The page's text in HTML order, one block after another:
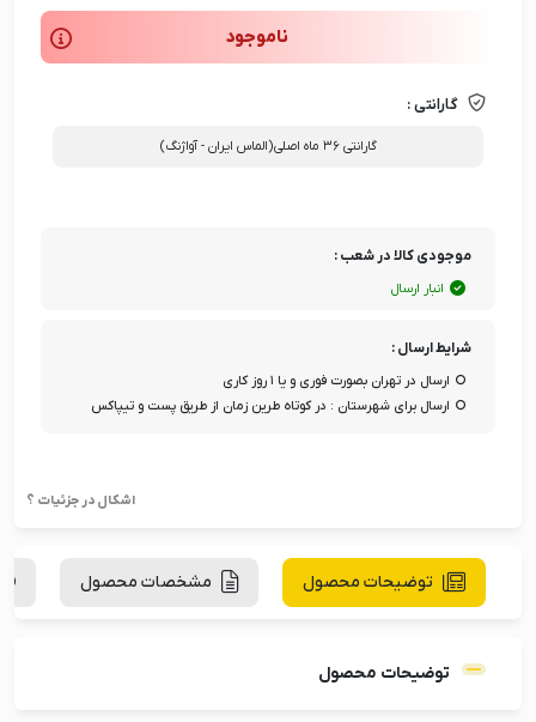
ناموجود
گارانتی :
گارانتی ۳۶ ماه اصلی(الماس ایران - آواژنگ)
موجودی کالا در شعب :
انبار ارسال
شرایط ارسال :
ارسال در تهران بصورت فوری و یا ۱ روز کاری
ارسال برای شهرستان : در کوتاه طرین زمان از طریق پست و تیپاکس
اشکال در جزئیات ؟
توضیحات محصول مشخصات محصول
توضیحات محصول